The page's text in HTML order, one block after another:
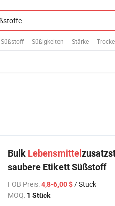
Süßstoff Süßigkeiten Stärke
Bulk Lebensmittel
saubere Etikett Süßstoff
FOB Preis:4,8-6,00 $/ Stück
MOQ: 1 Stück